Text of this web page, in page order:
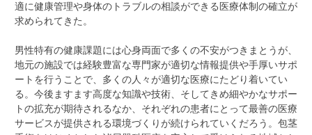
適に健康管理や身体のトラブルの相談ができる医療体制の確立が
求められてきた。
男性特有の健康課題には心身両面で多くの不安がつきまとうが、
地元の施設では経験豊富な専門家が適切な情報提供や手厚いサポ
ートを行うことで、多くの人々が適切な医療にたどり着いてい
る。今後ますます高度な知識や技術、そしてきめ細やかなサポー
トの拡充が期待されるなか、それぞれの患者にとって最善の医療
サービスが提供される環境づくりが続けられていくだろう。包茎